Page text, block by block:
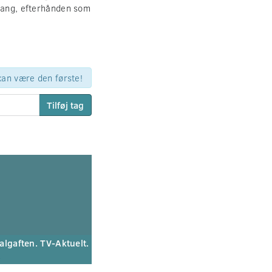
efterhånden som
være den første!
Tilføj tag
TV-Aktuelt.